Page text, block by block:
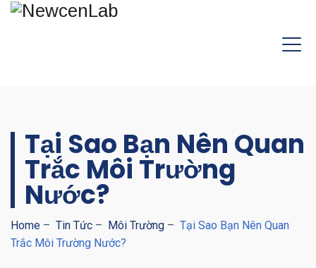
Tại Sao Bạn Nên Quan
Trắc Môi Trường
Nước?
Home – Tin Tức – Môi Trường – Tại Sao Bạn Nên Quan
Trắc Môi Trường Nước?